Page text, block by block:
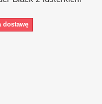
dostawę